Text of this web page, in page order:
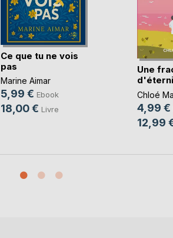
Ce que tu ne vois
pas
Marine Aimar
5,99 € Ebook
18,00 € Livre
Une
Chloé
4,99 €
12,99